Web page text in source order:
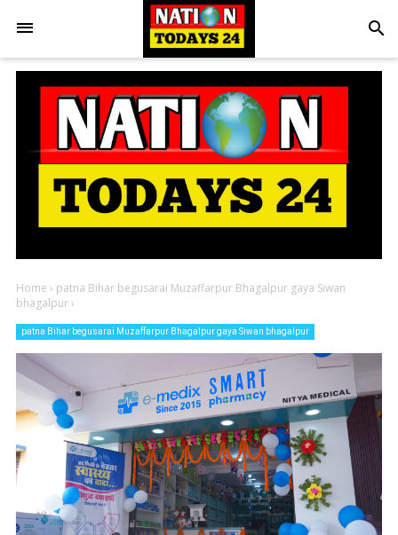
search
Home › patna Bihar begusarai Muzaffarpur Bhagalpur gaya Siwan
bhagalpur›
patna Bihar begusarai Muzaffarpur Bhagalpur gaya Siwan bhagalpur